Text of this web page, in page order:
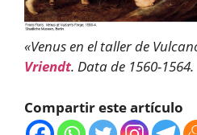
«Venus en el taller de
Vriendt. Data de 1560-1564.
Compartir este artículo